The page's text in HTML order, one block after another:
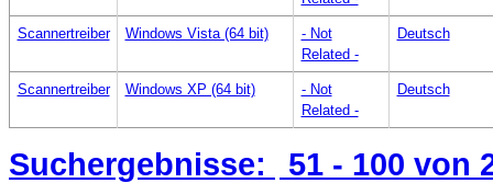
Scannertreiber Windows Vista (64 bit)
- Not
Related -
Deutsch
Scannertreiber Windows XP (64 bit)
- Not
Related -
Deutsch
Suchergebnisse: 51 - 100 von